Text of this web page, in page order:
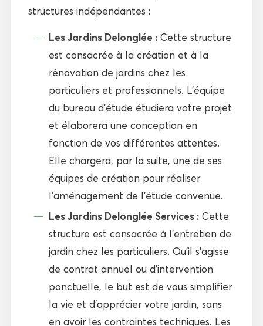
structures indépendantes :
Les Jardins Delonglée :Cette structure
est consacrée à la création et à la
rénovation de jardins chez les
particuliers et professionnels. L’équipe
du bureau d’étude étudiera votre projet
et élaborera une conception en
fonction de vos différentes attentes.
Elle chargera, par la suite, une de ses
équipes de création pour réaliser
l’aménagement de l’étude convenue.
Les Jardins Delonglée Services :Cette
structure est consacrée à l’entretien de
jardin chez les particuliers. Qu’il s’agisse
de contrat annuel ou d’intervention
ponctuelle, le but est de vous simplifier
la vie et d’apprécier votre jardin, sans
en avoir les contraintes techniques. Les